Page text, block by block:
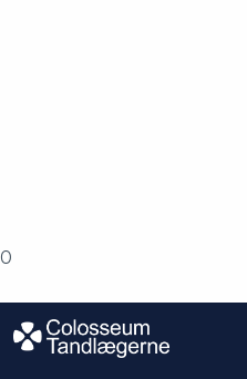
0